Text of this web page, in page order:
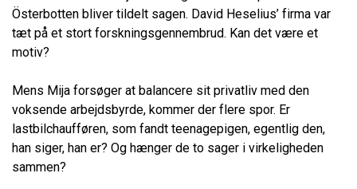
Österbotten bliver tildelt sagen. David Heselius’ firma var
tæt på et stort forskningsgennembrud. Kan det være et
motiv?
Mens Mija forsøger at balancere sit privatliv med den
voksende arbejdsbyrde, kommer der flere spor. Er
lastbilchaufføren, som fandt teenagepigen, egentlig den,
han siger, han er? Og hænger de to sager i virkeligheden
sammen?